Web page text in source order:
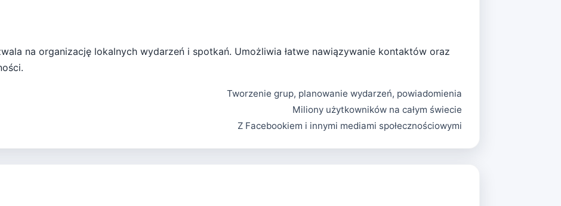
na organizację lokalnych wydarzeń i spotkań. Umożliwia łatwe nawiązywanie kontaktów oraz
Tworzenie grup, planowanie wydarzeń, powiadomienia
Miliony użytkowników na całym świecie
Z Facebookiem i innymi mediami społecznościowymi